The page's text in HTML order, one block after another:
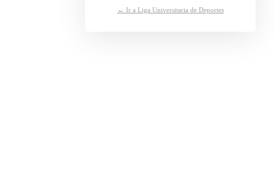
← Ir a Liga Universitaria de Deportes